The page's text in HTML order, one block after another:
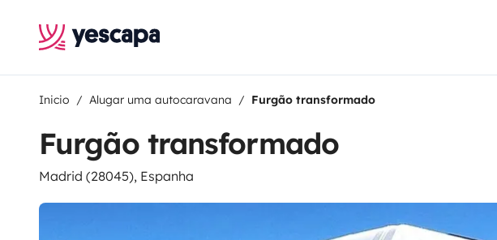
Inicio Alugar uma autocaravana Furgão transformado
Furgão transformado
Madrid (28045), Espanha